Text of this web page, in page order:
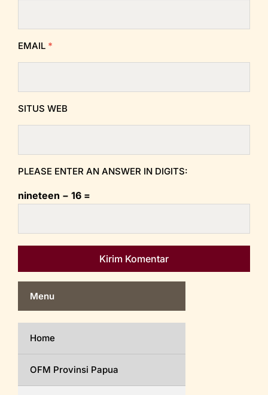
EMAIL *
SITUS WEB
PLEASE ENTER AN ANSWER IN DIGITS:
nineteen − 16 =
Menu
Home
OFM Provinsi Papua